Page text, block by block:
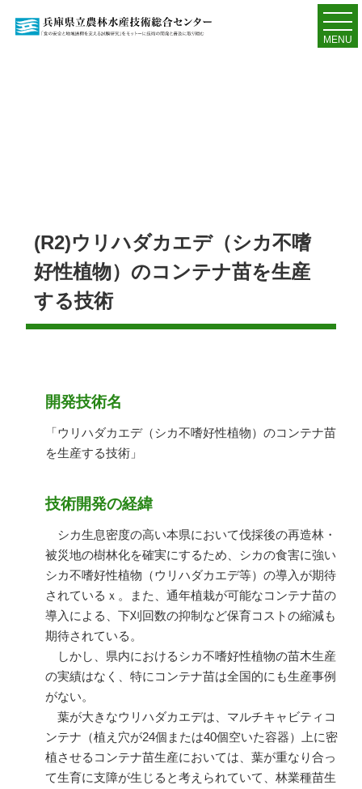
MENU
(R2)ウリハダカエデ（シカ不嗜
好性植物）のコンテナ苗を生産
する技術
開発技術名
「ウリハダカエデ（シカ不嗜好性植物）のコンテナ苗
を生産する技術」
技術開発の経緯
シカ生息密度の高い本県において伐採後の再造林・
被災地の樹林化を確実にするため、シカの食害に強い
シカ不嗜好性植物（ウリハダカエデ等）の導入が期待
されているｘ。また、通年植栽が可能なコンテナ苗の
導入による、下刈回数の抑制など保育コストの縮減も
期待されている。
しかし、県内におけるシカ不嗜好性植物の苗木生産
の実績はなく、特にコンテナ苗は全国的にも生産事例
がない。
葉が大きなウリハダカエデは、マルチキャビティコ
ンテナ（植え穴が24個または40個空いた容器）上に密
植させるコンテナ苗生産においては、葉が重なり合っ
て生育に支障が生じると考えられていて、林業種苗生